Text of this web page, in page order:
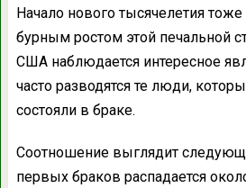
Начало нового тысячелетия
бурным ростом этой печальной
США наблюдается интересное
часто разводятся те люди,
состояли в браке.
Соотношение выглядит
первых браков распадается